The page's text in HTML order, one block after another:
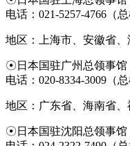
电话：021-5257-4766（总
地区：上海市、安徽省
☉日本国驻广州总领事馆
电话：020-8334-3009（总
地区：广东省、海南省
☉日本国驻沈阳总领事馆